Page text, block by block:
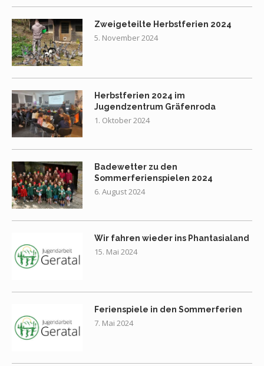
Zweigeteilte Herbstferien 2024
5. November 2024
Herbstferien 2024 im
Jugendzentrum Gräfenroda
1. Oktober 2024
Badewetter zu den
Sommerferienspielen 2024
6. August 2024
Wir fahren wieder ins Phantasialand
15. Mai 2024
Ferienspiele in den Sommerferien
7. Mai 2024